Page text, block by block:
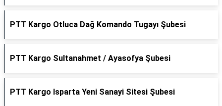
PTT Kargo Otluca Dağ Komando Tugayı Şubesi
PTT Kargo Sultanahmet / Ayasofya Şubesi
PTT Kargo Isparta Yeni Sanayi Sitesi Şubesi